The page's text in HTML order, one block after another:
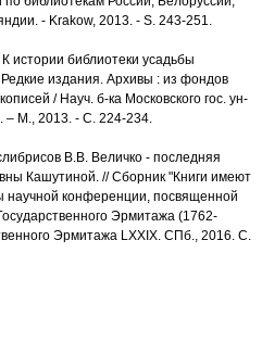
- Krakow, 2013. - S. 243-251.
истории библиотеки усадьбы
издания. Архивы : из фондов
/ Науч. б-ка Московского гос. ун-
– М., 2013. - С. 224-234.
В.В. Величко - последняя
Кашутиной. // Сборник "Книги имеют
научной конференции, посвященной
Эрмитажа (1762-
Эрмитажа LXXIX. СПб., 2016. С.